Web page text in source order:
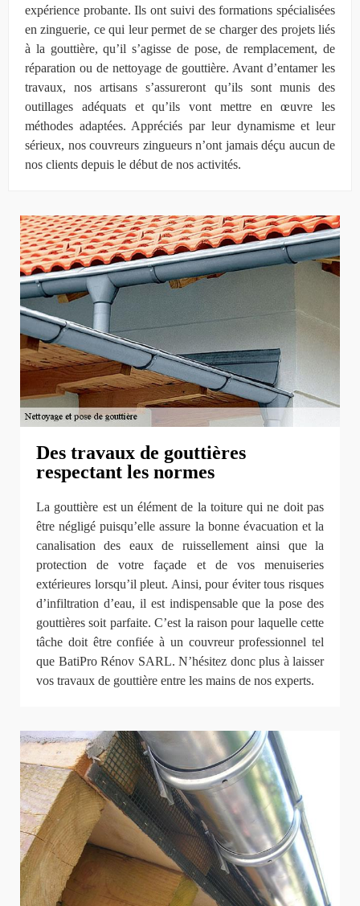
expérience probante. Ils ont suivi des formations spécialisées
en zinguerie, ce qui leur permet de se charger des projets liés
à la gouttière, qu’il s’agisse de pose, de remplacement, de
réparation ou de nettoyage de gouttière. Avant d’entamer les
travaux, nos artisans s’assureront qu’ils sont munis des
outillages adéquats et qu’ils vont mettre en œuvre les
méthodes adaptées. Appréciés par leur dynamisme et leur
sérieux, nos couvreurs zingueurs n’ont jamais déçu aucun de
nos clients depuis le début de nos activités.
Des travaux de gouttières
respectant les normes
La gouttière est un élément de la toiture qui ne doit pas
être négligé puisqu’elle assure la bonne évacuation et la
canalisation des eaux de ruissellement ainsi que la
protection de votre façade et de vos menuiseries
extérieures lorsqu’il pleut. Ainsi, pour éviter tous risques
d’infiltration d’eau, il est indispensable que la pose des
gouttières soit parfaite. C’est la raison pour laquelle cette
tâche doit être confiée à un couvreur professionnel tel
que BatiPro Rénov SARL. N’hésitez donc plus à laisser
vos travaux de gouttière entre les mains de nos experts.